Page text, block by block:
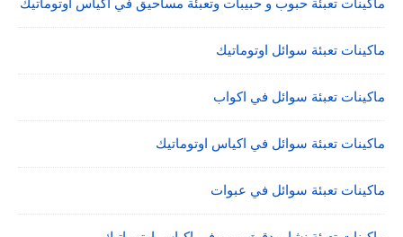
ماكينات تعبئة سوائل اوتوماتيك
ماكينات تعبئة سوائل في اكواب
ماكينات تعبئة سوائل في اكياس اوتوماتيك
ماكينات تعبئة سوائل في عبوات